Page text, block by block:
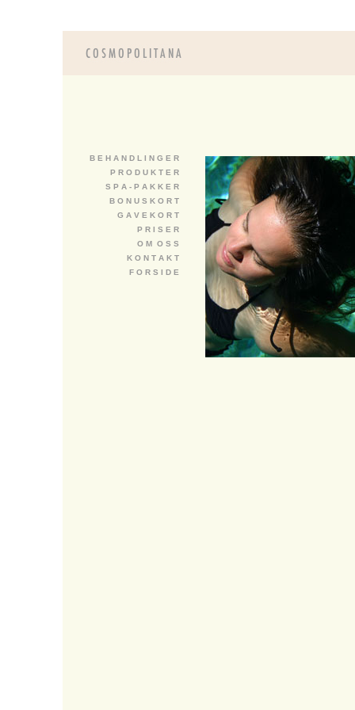
B E H A N D L I N G E R
P R O D U K T E R
S P A - P A K K E R
B O N U S K O R T
G A V E K O R T
P R I S E R
O M O S S
K O N T A K T
F O R S I D E